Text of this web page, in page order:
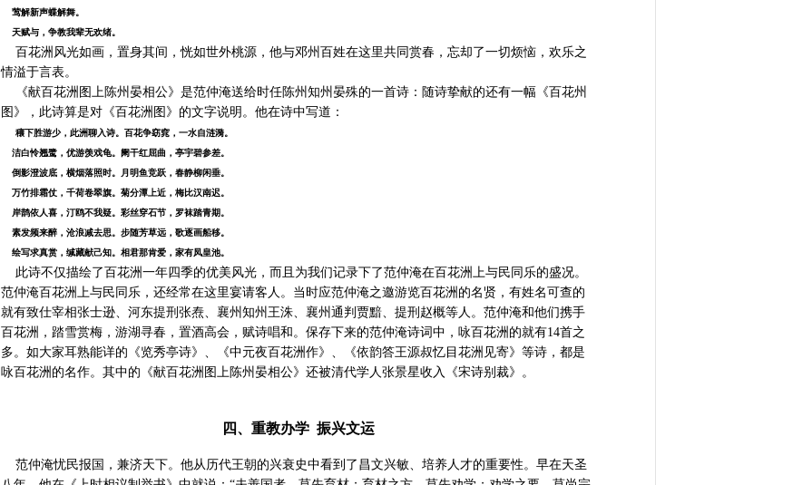
莺解新声蝶解舞。
天赋与，争教我辈无欢绪。
百花洲风光如画，置身其间，恍如世外桃源，他与邓州百姓在这里共同赏春，忘却了一切烦恼，欢乐之
情溢于言表。
《献百花洲图上陈州晏相公》是范仲淹送给时任陈州知州晏殊的一首诗：随诗挚献的还有一幅《百花州
图》，此诗算是对《百花洲图》的文字说明。他在诗中写道：
穰下胜游少，此洲聊入诗。百花争窈窕，一水自涟漪。
洁白怜翘鹭，优游羡戏龟。阑干红屈曲，亭宇碧参差。
倒影澄波底，横烟落照时。月明鱼竞跃，春静柳闲垂。
万竹排霜仗，千荷卷翠旗。菊分潭上近，梅比汉南迟。
岸鹊依人喜，汀鸥不我疑。彩丝穿石节，罗袜踏青期。
素发频来醉，沧浪减去思。步随芳草远，歌逐画船移。
绘写求真赏，缄藏献己知。相君那肯爱，家有凤皇池。
此诗不仅描绘了百花洲一年四季的优美风光，而且为我们记录下了范仲淹在百花洲上与民同乐的盛况。
范仲淹百花洲上与民同乐，还经常在这里宴请客人。当时应范仲淹之邀游览百花洲的名贤，有姓名可查的
就有致仕宰相张士逊、河东提刑张焘、襄州知州王洙、襄州通判贾黯、提刑赵概等人。范仲淹和他们携手
百花洲，踏雪赏梅，游湖寻春，置酒高会，赋诗唱和。保存下来的范仲淹诗词中，咏百花洲的就有14首之
多。如大家耳熟能详的《览秀亭诗》、《中元夜百花洲作》、《依韵答王源叔忆目花洲见寄》等诗，都是
咏百花洲的名作。其中的《献百花洲图上陈州晏相公》还被清代学人张景星收入《宋诗别裁》。
四、重教办学 振兴文运
范仲淹忧民报国，兼济天下。他从历代王朝的兴衰史中看到了昌文兴敏、培养人才的重要性。早在天圣